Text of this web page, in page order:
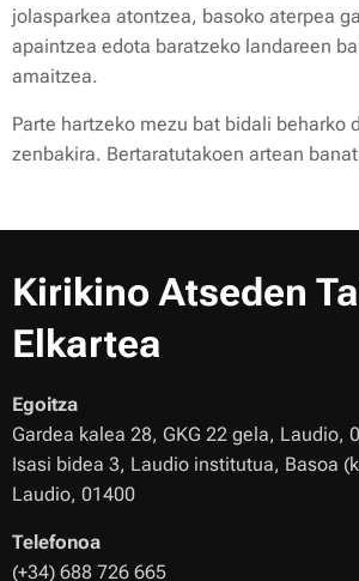
jolasparkea atontzea, basoko aterpea
apaintzea edota baratzeko landareen
amaitzea.
Parte hartzeko mezu bat bidali beharko
zenbakira. Bertaratutakoen artean
Kirikino Atseden
Elkartea
Egoitza
Gardea kalea 28, GKG 22 gela, Laudio,
Isasi bidea 3, Laudio institutua, Basoa
Laudio, 01400
Telefonoa
(+34) 688 726 665